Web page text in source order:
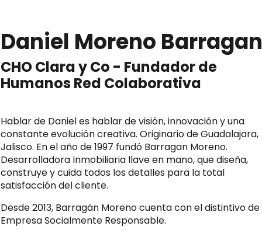
Daniel Moreno Barragan
CHO Clara y Co - Fundador de
Humanos Red Colaborativa
Hablar de Daniel es hablar de visión, innovación y una
constante evolución creativa. Originario de Guadalajara,
Jalisco. En el año de 1997 fundó Barragan Moreno.
Desarrolladora Inmobiliaria llave en mano, que diseña,
construye y cuida todos los detalles para la total
satisfacción del cliente.
Desde 2013, Barragán Moreno cuenta con el distintivo de
Empresa Socialmente Responsable.